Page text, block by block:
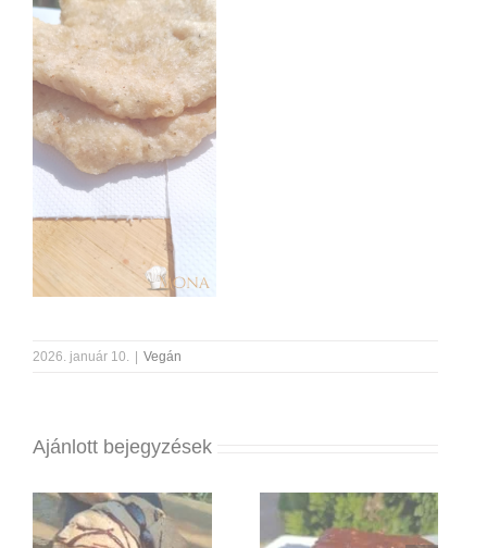
2026. január 10. Vegán
Ajánlott bejegyzések